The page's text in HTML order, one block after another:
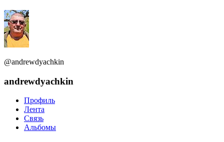
@andrewdyachkin
andrewdyachkin
Профиль
Лента
Связь
Альбомы